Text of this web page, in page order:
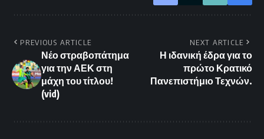
PREVIOUS ARTICLE
Νέο στραβοπάτημα
για την ΑΕΚ στη
μάχη του τίτλου!
(vid)
NEXT ARTICLE
Η ιδανική έδρα για το
πρώτο Κρατικό
Πανεπιστήμιο Τεχνών.